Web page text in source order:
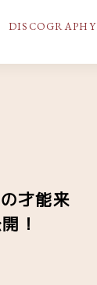
DISCOGRAPHY
才能来
！